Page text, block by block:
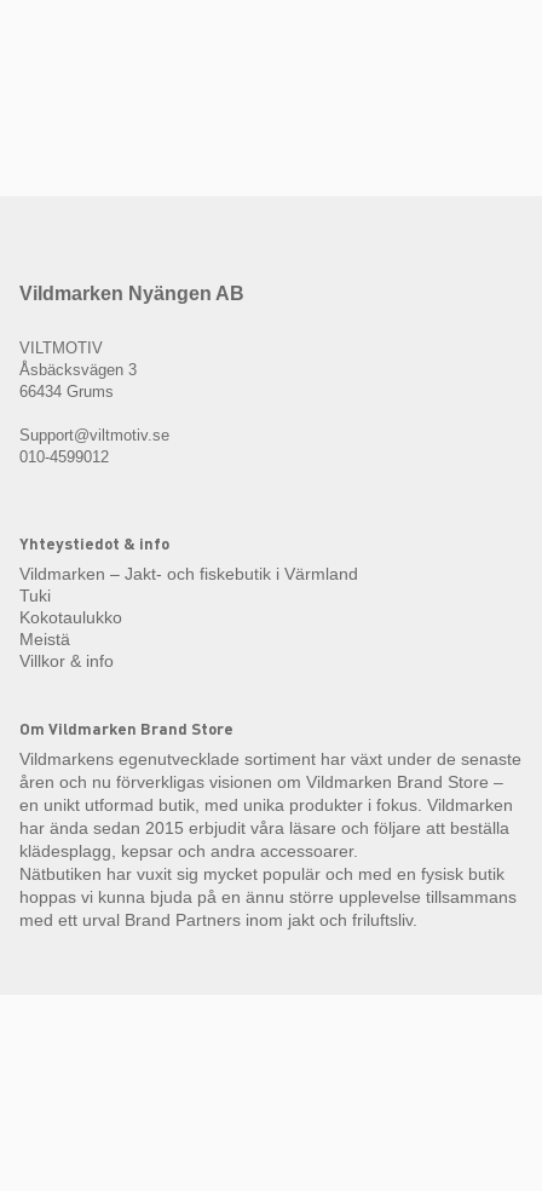
Vildmarken Nyängen AB
VILTMOTIV
Åsbäcksvägen 3
66434 Grums
Support@viltmotiv.se
010-4599012
Yhteystiedot & info
Vildmarken – Jakt- och fiskebutik i Värmland
Tuki
Kokotaulukko
Meistä
Villkor & info
Om Vildmarken Brand Store
Vildmarkens egenutvecklade sortiment har växt under de senaste
åren och nu förverkligas visionen om Vildmarken Brand Store –
en unikt utformad butik, med unika produkter i fokus. Vildmarken
har ända sedan 2015 erbjudit våra läsare och följare att beställa
klädesplagg, kepsar och andra accessoarer.
Nätbutiken har vuxit sig mycket populär och med en fysisk butik
hoppas vi kunna bjuda på en ännu större upplevelse tillsammans
med ett urval Brand Partners inom jakt och friluftsliv.